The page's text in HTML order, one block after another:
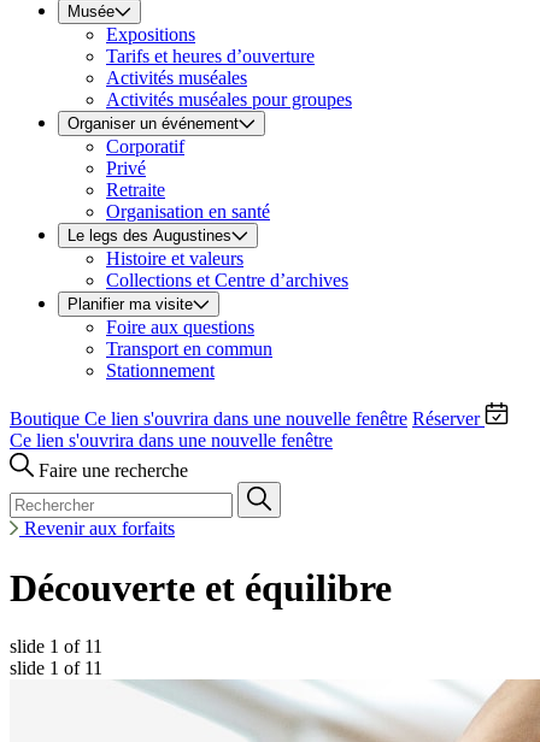
Musée
Expositions
Tarifs et heures d’ouverture
Activités muséales
Activités muséales pour groupes
Organiser un événement
Corporatif
Privé
Retraite
Organisation en santé
Le legs des Augustines
Histoire et valeurs
Collections et Centre d’archives
Planifier ma visite
Foire aux questions
Transport en commun
Stationnement
Boutique Ce lien s'ouvrira dans une nouvelle fenêtre Réserver
Ce lien s'ouvrira dans une nouvelle fenêtre
Faire une recherche
Revenir aux forfaits
Découverte et équilibre
slide 1 of 11
slide 1 of 11